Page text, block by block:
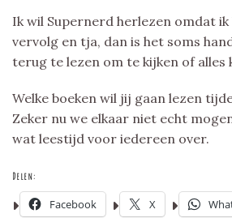
Ik wil Supernerd herlezen omdat ik
vervolg en tja, dan is het soms
terug te lezen om te kijken of alles
Welke boeken wil jij gaan lezen
Zeker nu we elkaar niet echt
wat leestijd voor iedereen over.
Delen:
Facebook X